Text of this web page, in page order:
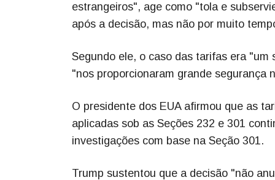
estrangeiros", age como "tola e
após a decisão, mas não por muito
Segundo ele, o caso das tarifas era
"nos proporcionaram grande segurança
O presidente dos EUA afirmou que as
aplicadas sob as Seções 232 e 301
investigações com base na Seção 301.
Trump sustentou que a decisão "não